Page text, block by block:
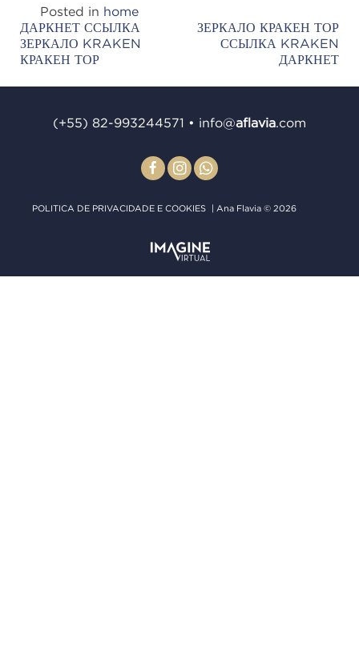
Posted in home
Post
navigation
ДАРКНЕТ ССЫЛКА
ЗЕРКАЛО KRAKEN
КРАКЕН ТОР
ЗЕРКАЛО КРАКЕН ТОР
ССЫЛКА KRAKEN
ДАРКНЕТ
(+55) 82-993244571 • info@aﬂavia.com
POLITICA DE PRIVACIDADE E COOKIES | Ana Flavia © 2026